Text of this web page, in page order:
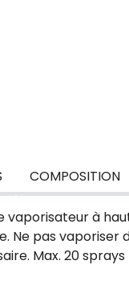
COMPOSITION
vaporisateur à
Ne pas vaporiser
Max. 20 sprays